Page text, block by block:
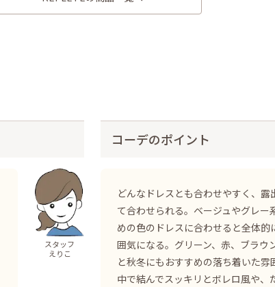
スタッフ
えりこ
コーデのポイント
どんなドレスとも合わせやすく、
て合わせられる。ベージュやグレー
めの色のドレスに合わせると全体
囲気になる。グリーン、赤、ブラウ
と秋冬にもおすすめの落ち着いた
中で結んでスッキリとボレロ風や、